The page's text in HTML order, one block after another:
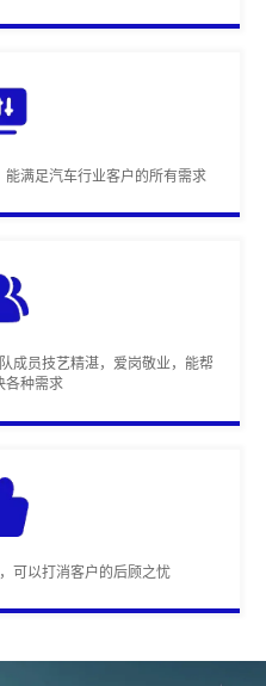
满足汽车行业客户的所有需求
成员技艺精湛，爱岗敬业，能帮
各种需求
可以打消客户的后顾之忧